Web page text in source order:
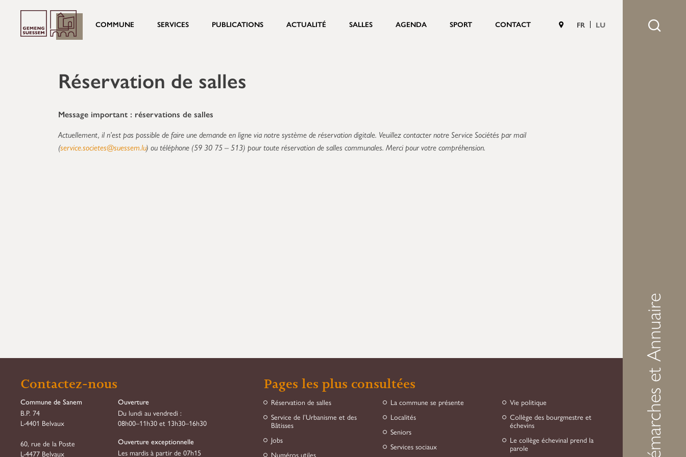
COMMUNE SERVICES PUBLICATIONS ACTUALITÉ SALLES AGENDA SPORT CONTACT FR LU
Démarches et Annuaire
Réservation de salles
Message important : réservations de salles
Actuellement, il n’est pas possible de faire une demande en ligne via notre système de réservation digitale. Veuillez contacter notre Service Sociétés par mail
(service.societes@suessem.lu) ou téléphone (59 30 75 – 513) pour toute réservation de salles communales. Merci pour votre compréhension.
Contactez-nous
Commune de Sanem
B.P. 74
L-4401 Belvaux
60, rue de la Poste
L-4477 Belvaux
Ouverture
Du lundi au vendredi :
08h00–11h30 et 13h30–16h30
Ouverture exceptionnelle
Les mardis à partir de 07h15
Pages les plus consultées
Réservation de salles
Service de l’Urbanisme et des
Bâtisses
Jobs
Numéros utiles
La commune se présente
Localités
Seniors
Services sociaux
Vie politique
Collège des bourgmestre et
échevins
Le collège échevinal prend la
parole